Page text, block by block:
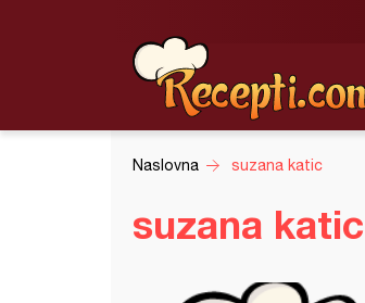
Naslovna suzana katic
suzana katic